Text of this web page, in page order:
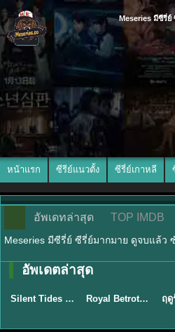
Meseries มีซีรี่ย์
หน้าแรก ซีรีย์แนวตั้ง ซีรี่ย์เกาหลี
อัพเดทล่าสุด TOP IMDB
Meseries มีซีรี่ย์ ซีรี่ย์มากมาย ดูจบแล้ว
อัพเดตล่าสุด
★9.5
พากย์ไทย
Silent Tides คลื่นลมลวง (2025) พากย์ไทย ซับไทย EP.1-31 ★9 Royal Betrothal (2026) สัญญาวิวาห์แห่งราชวงศ์ พากย์ไทย ซับไทย EP1-32